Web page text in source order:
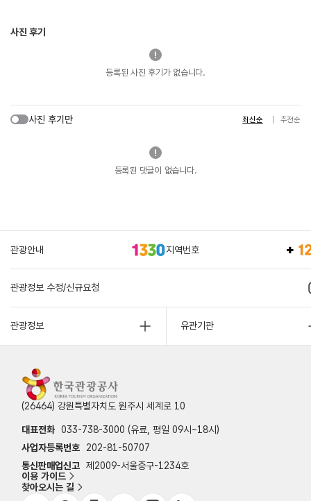
사진 후기
등록된 사진 후기가 없습니다.
사진 후기만 최신순 추천순
등록된 댓글이 없습니다.
관광안내 지역번호
관광정보 수정/신규요청
관광정보 유관기관
(26464) 강원특별자치도 원주시 세계로 10
대표전화 033-738-3000 (유료, 평일 09시~18시)
사업자등록번호
202-81-50707
통신판매업신고 제2009-서울중구-1234호
이용 가이드
찾아오시는 길